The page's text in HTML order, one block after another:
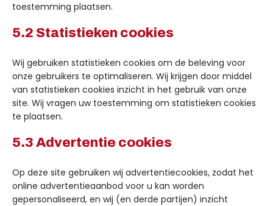
toestemming plaatsen.
5.2 Statistieken cookies
Wij gebruiken statistieken cookies om de beleving voor
onze gebruikers te optimaliseren. Wij krijgen door middel
van statistieken cookies inzicht in het gebruik van onze
site. Wij vragen uw toestemming om statistieken cookies
te plaatsen.
5.3 Advertentie cookies
Op deze site gebruiken wij advertentiecookies, zodat het
online advertentieaanbod voor u kan worden
gepersonaliseerd, en wij (en derde partijen) inzicht